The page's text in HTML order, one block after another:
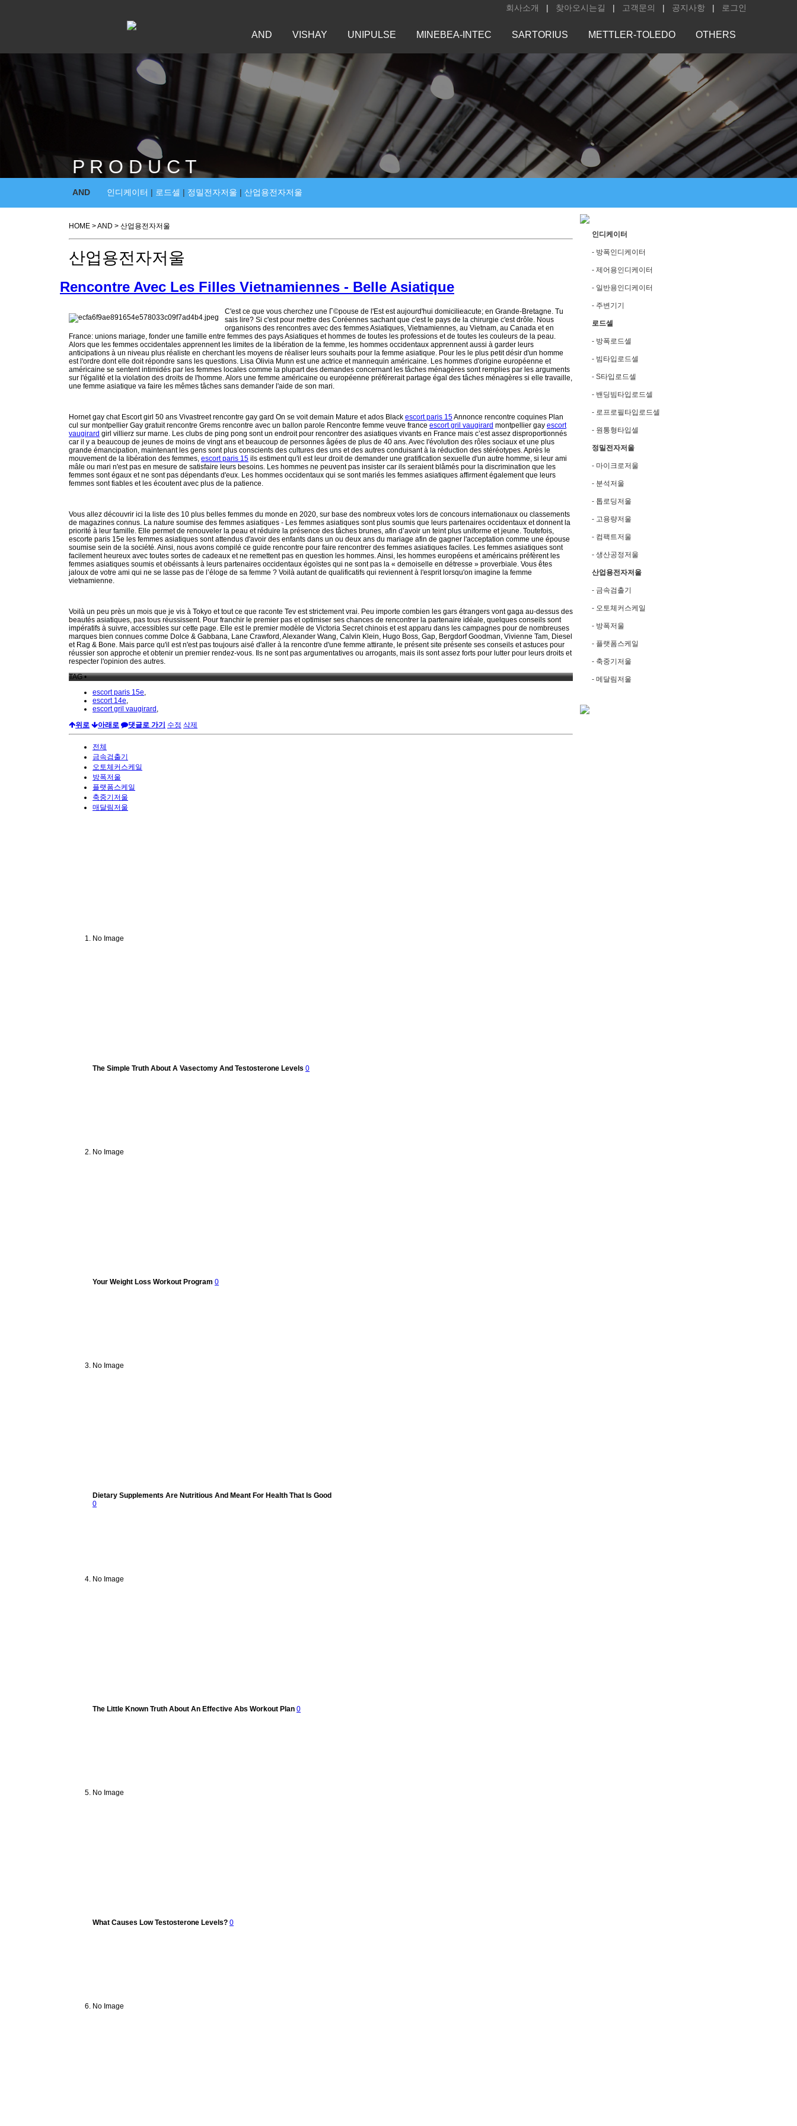
회사소개 | 찾아오시는길 | 고객문의 | 공지사항 | 로그인
OTHERS
METTLER-TOLEDO
SARTORIUS
MINEBEA-INTEC
UNIPULSE
VISHAY
AND
P R O D U C T
AND 인디케이터 | 로드셀 | 정밀전자저울 | 산업용전자저울
HOME > AND > 산업용전자저울
산업용전자저울
Rencontre Avec Les Filles Vietnamiennes - Belle Asiatique
C'est ce que vous cherchez une Г©pouse de l'Est est aujourd'hui domicilieacute; en Grande-Bretagne. Tu
sais lire? Si c'est pour mettre des Coréennes sachant que c'est le pays de la chirurgie c'est drôle. Nous
organisons des rencontres avec des femmes Asiatiques, Vietnamiennes, au Vietnam, au Canada et en
France: unions mariage, fonder une famille entre femmes des pays Asiatiques et hommes de toutes les professions et de toutes les couleurs de la peau.
Alors que les femmes occidentales apprennent les limites de la libération de la femme, les hommes occidentaux apprennent aussi à garder leurs
anticipations à un niveau plus réaliste en cherchant les moyens de réaliser leurs souhaits pour la femme asiatique. Pour les le plus petit désir d'un homme
est l'ordre dont elle doit répondre sans les questions. Lisa Olivia Munn est une actrice et mannequin américaine. Les hommes d'origine européenne et
américaine se sentent intimidés par les femmes locales comme la plupart des demandes concernant les tâches ménagères sont remplies par les arguments
sur l'égalité et la violation des droits de l'homme. Alors une femme américaine ou européenne préférerait partage égal des tâches ménagères si elle travaille,
une femme asiatique va faire les mêmes tâches sans demander l'aide de son mari.
Hornet gay chat Escort girl 50 ans Vivastreet rencontre gay gard On se voit demain Mature et ados Black escort paris 15Annonce rencontre coquines Plan
cul sur montpellier Gay gratuit rencontre Grems rencontre avec un ballon parole Rencontre femme veuve france escort gril vaugirard montpellier gay escort
vaugirard girl villierz sur marne. Les clubs de ping pong sont un endroit pour rencontrer des asiatiques vivants en France mais c’est assez disproportionnés
car il y a beaucoup de jeunes de moins de vingt ans et beaucoup de personnes âgées de plus de 40 ans. Avec l'évolution des rôles sociaux et une plus
grande émancipation, maintenant les gens sont plus conscients des cultures des uns et des autres conduisant à la réduction des stéréotypes. Après le
mouvement de la libération des femmes, escort paris 15 ils estiment qu'il est leur droit de demander une gratification sexuelle d'un autre homme, si leur ami
mâle ou mari n'est pas en mesure de satisfaire leurs besoins. Les hommes ne peuvent pas insister car ils seraient blâmés pour la discrimination que les
femmes sont égaux et ne sont pas dépendants d'eux. Les hommes occidentaux qui se sont mariés les femmes asiatiques affirment également que leurs
femmes sont fiables et les écoutent avec plus de la patience.
Vous allez découvrir ici la liste des 10 plus belles femmes du monde en 2020, sur base des nombreux votes lors de concours internationaux ou classements
de magazines connus. La nature soumise des femmes asiatiques - Les femmes asiatiques sont plus soumis que leurs partenaires occidentaux et donnent la
priorité à leur famille. Elle permet de renouveler la peau et réduire la présence des tâches brunes, afin d’avoir un teint plus uniforme et jeune. Toutefois,
escorte paris 15e les femmes asiatiques sont attendus d'avoir des enfants dans un ou deux ans du mariage afin de gagner l'acceptation comme une épouse
soumise sein de la société. Ainsi, nous avons compilé ce guide rencontre pour faire rencontrer des femmes asiatiques faciles. Les femmes asiatiques sont
facilement heureux avec toutes sortes de cadeaux et ne remettent pas en question les hommes. Ainsi, les hommes européens et américains préfèrent les
femmes asiatiques soumis et obéissants à leurs partenaires occidentaux égoïstes qui ne sont pas la « demoiselle en détresse » proverbiale. Vous êtes
jaloux de votre ami qui ne se lasse pas de l’éloge de sa femme ? Voilà autant de qualificatifs qui reviennent à l'esprit lorsqu'on imagine la femme
vietnamienne.
Voilà un peu près un mois que je vis à Tokyo et tout ce que raconte Tev est strictement vrai. Peu importe combien les gars étrangers vont gaga au-dessus des
beautés asiatiques, pas tous réussissent. Pour franchir le premier pas et optimiser ses chances de rencontrer la partenaire idéale, quelques conseils sont
impératifs à suivre, accessibles sur cette page. Elle est le premier modèle de Victoria Secret chinois et est apparu dans les campagnes pour de nombreuses
marques bien connues comme Dolce & Gabbana, Lane Crawford, Alexander Wang, Calvin Klein, Hugo Boss, Gap, Bergdorf Goodman, Vivienne Tam, Diesel
et Rag & Bone. Mais parce qu'il est n'est pas toujours aisé d'aller à la rencontre d'une femme attirante, le présent site présente ses conseils et astuces pour
réussier son approche et obtenir un premier rendez-vous. Ils ne sont pas argumentatives ou arrogants, mais ils sont assez forts pour lutter pour leurs droits et
respecter l'opinion des autres.
TAG •
escort paris 15e,
escort 14e,
escort gril vaugirard ,
위로
아래로 댓글로 가기 수정 삭제
전체
금속검출기
오토체커스케일
방폭저울
플랫폼스케일
축중기저울
매달림저울
No Image
The Simple Truth About A Vasectomy And Testosterone Levels 0
No Image
Your Weight Loss Workout Program 0
No Image
Dietary Supplements Are Nutritious And Meant For Health That Is Good
0
No Image
The Little Known Truth About An Effective Abs Workout Plan 0
No Image
What Causes Low Testosterone Levels? 0
No Image
인디케이터
- 방폭인디케이터
- 제어용인디케이터
- 일반용인디케이터
- 주변기기
로드셀
- 방폭로드셀
- 빔타입로드셀
- S타입로드셀
- 밴딩빔타입로드셀
- 로프로필타입로드셀
- 원통형타입셀
정밀전자저울
- 마이크로저울
- 분석저울
- 톱로딩저울
- 고용량저울
- 컴팩트저울
- 생산공정저울
산업용전자저울
- 금속검출기
- 오토체커스케일
- 방폭저울
- 플랫폼스케일
- 축중기저울
- 메달림저울